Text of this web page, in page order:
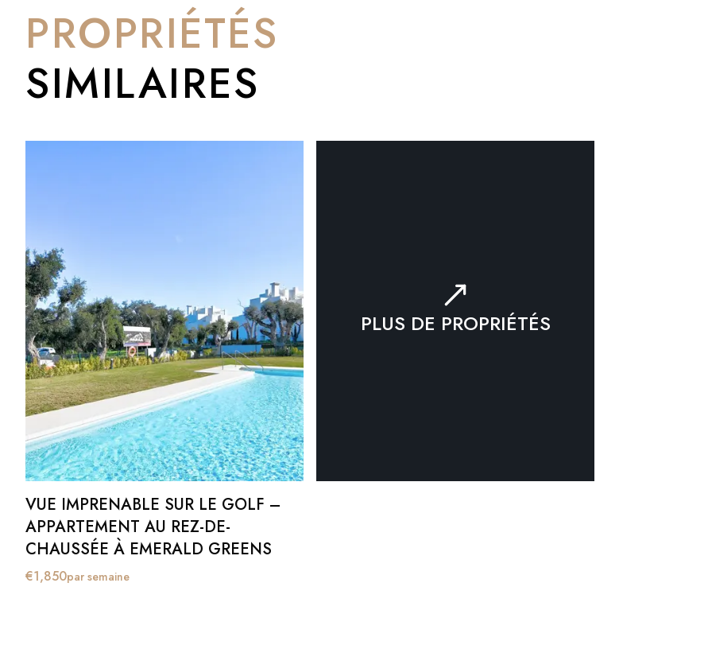
PROPRIÉTÉS
SIMILAIRES
VUE IMPRENABLE SUR LE GOLF –
APPARTEMENT AU REZ-DE-
CHAUSSÉE À EMERALD GREENS
€1,850par semaine
PLUS DE PROPRIÉTÉS